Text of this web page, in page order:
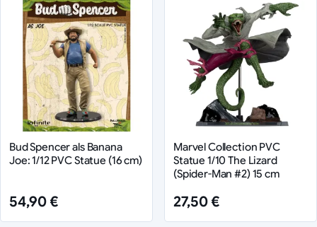
Bud Spencer als Banana
Joe: 1/12 PVC Statue (16 cm)
54,90 €
Marvel Collection PVC
Statue 1/10 The Lizard
(Spider-Man #2) 15 cm
27,50 €